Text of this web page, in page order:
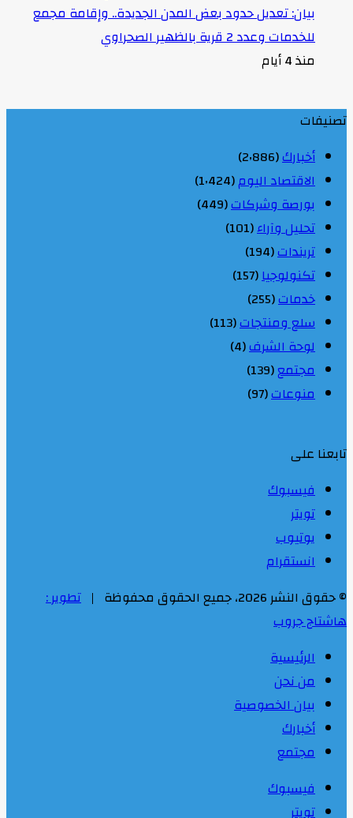
بيان: تعديل حدود بعض المدن الجديدة.. وإقامة مجمع
للخدمات وعدد 2 قرية بالظهير الصحراوي
منذ 4 أيام
تصنيفات
أخبارك(2٬886)
الاقتصاد اليوم(1٬424)
بورصة وشركات(449)
تحليل وآراء(101)
تريندات(194)
تكنولوجيا(157)
خدمات(255)
سلع ومنتجات(113)
لوحة الشرف(4)
مجتمع(139)
منوعات(97)
تابعنا على
فيسبوك
تويتر
يوتيوب
انستقرام
© حقوق النشر 2026، جميع الحقوق محفوظة |
تطوير :
هاشتاج جروب
الرئيسية
من نحن
بيان الخصوصية
أخبارك
مجتمع
فيسبوك
تويتر